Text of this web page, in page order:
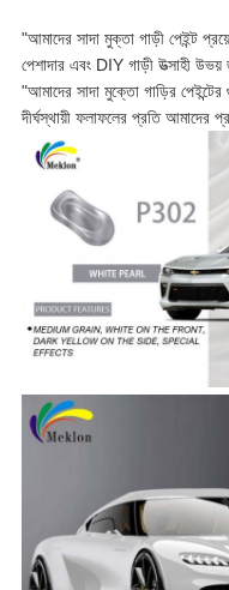
"আমাদের সাদা মুক্তা গাড়ী পেইন্ট
পেশাদার এবং DIY গাড়ী উত্সাহী
"আমাদের সাদা মুক্তো গাড়ির
দীর্ঘস্থায়ী ফলাফলের প্রতি আমাদের